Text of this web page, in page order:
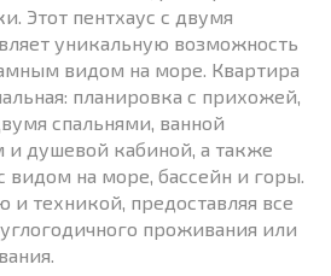
Этот пентхаус с двумя
уникальную возможность
видом на море. Квартира
планировка с прихожей,
спальнями, ванной
и душевой кабиной, а также
видом на море, бассейн и горы.
и техникой, предоставляя все
проживания или